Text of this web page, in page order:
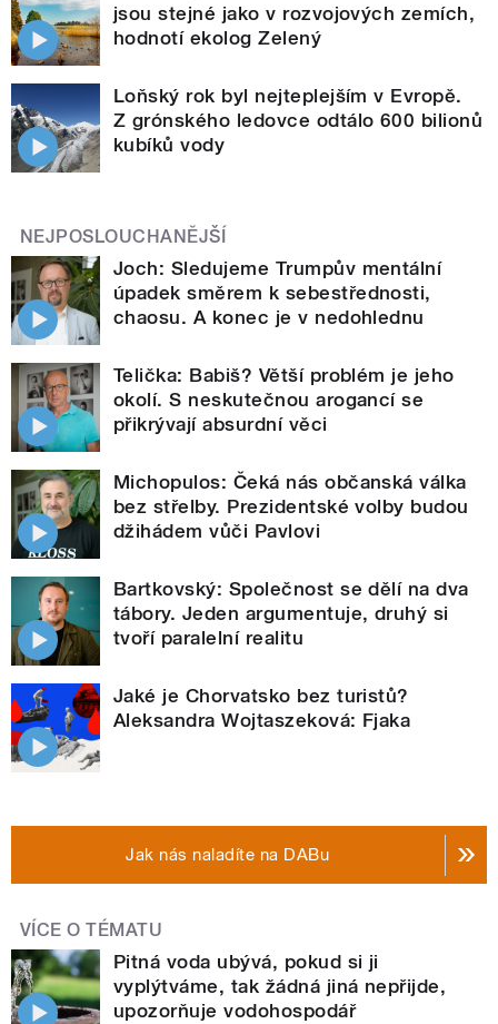
jsou stejné jako v rozvojových zemích,
hodnotí ekolog Zelený
Loňský rok byl nejteplejším v Evropě.
Z grónského ledovce odtálo 600 bilionů
kubíků vody
NEJPOSLOUCHANĚJŠÍ
Joch: Sledujeme Trumpův mentální
úpadek směrem k sebestřednosti,
chaosu. A konec je v nedohlednu
Telička: Babiš? Větší problém je jeho
okolí. S neskutečnou arogancí se
přikrývají absurdní věci
Michopulos: Čeká nás občanská válka
bez střelby. Prezidentské volby budou
džihádem vůči Pavlovi
Bartkovský: Společnost se dělí na dva
tábory. Jeden argumentuje, druhý si
tvoří paralelní realitu
Jaké je Chorvatsko bez turistů?
Aleksandra Wojtaszeková: Fjaka
Jak nás naladíte na DABu
VÍCE O TÉMATU
Pitná voda ubývá, pokud si ji
vyplýtváme, tak žádná jiná nepřijde,
upozorňuje vodohospodář